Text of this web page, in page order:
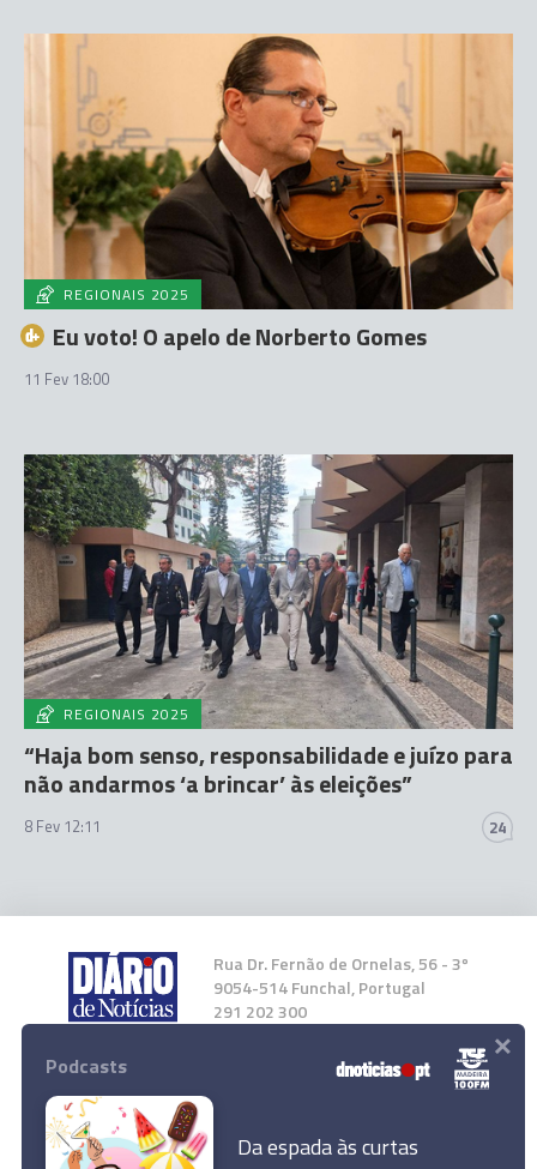
REGIONAIS 2025
Eu voto! O apelo de Norberto Gomes
11 Fev 18:00
REGIONAIS 2025
“Haja bom senso, responsabilidade e juízo para
não andarmos ‘a brincar’ às eleições”
8 Fev 12:11 24
Rua Dr. Fernão de Ornelas, 56 - 3º
9054-514 Funchal, Portugal
291 202 300
Instale a nossa App
Podcasts
Da espada às curtas
×